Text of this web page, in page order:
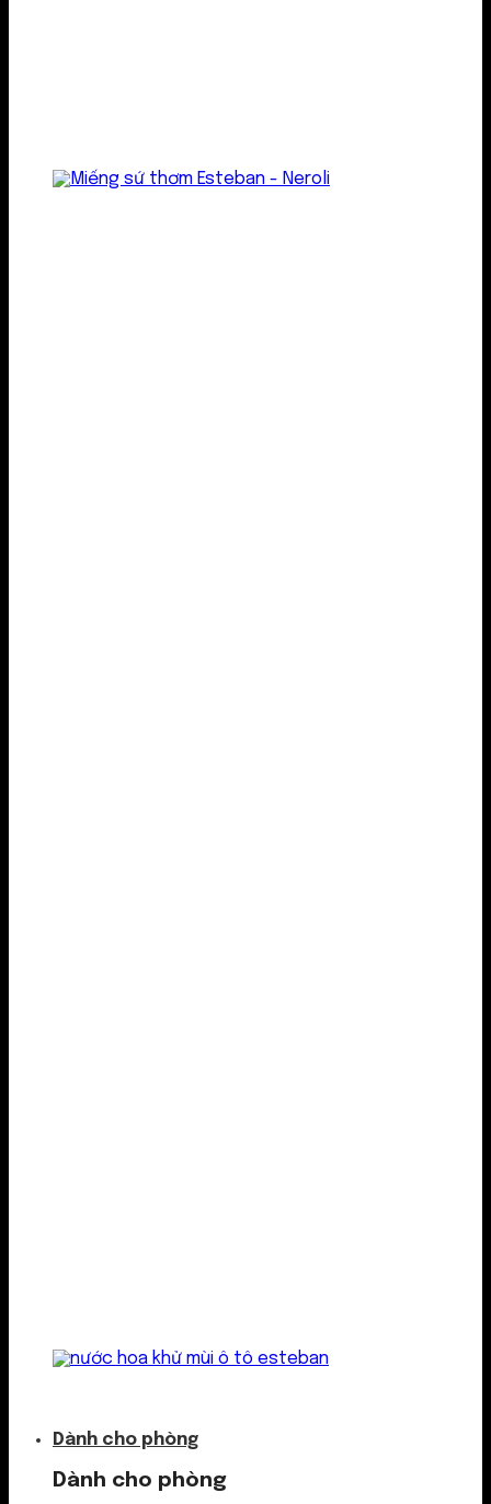
Dành cho phòng
Dành cho phòng